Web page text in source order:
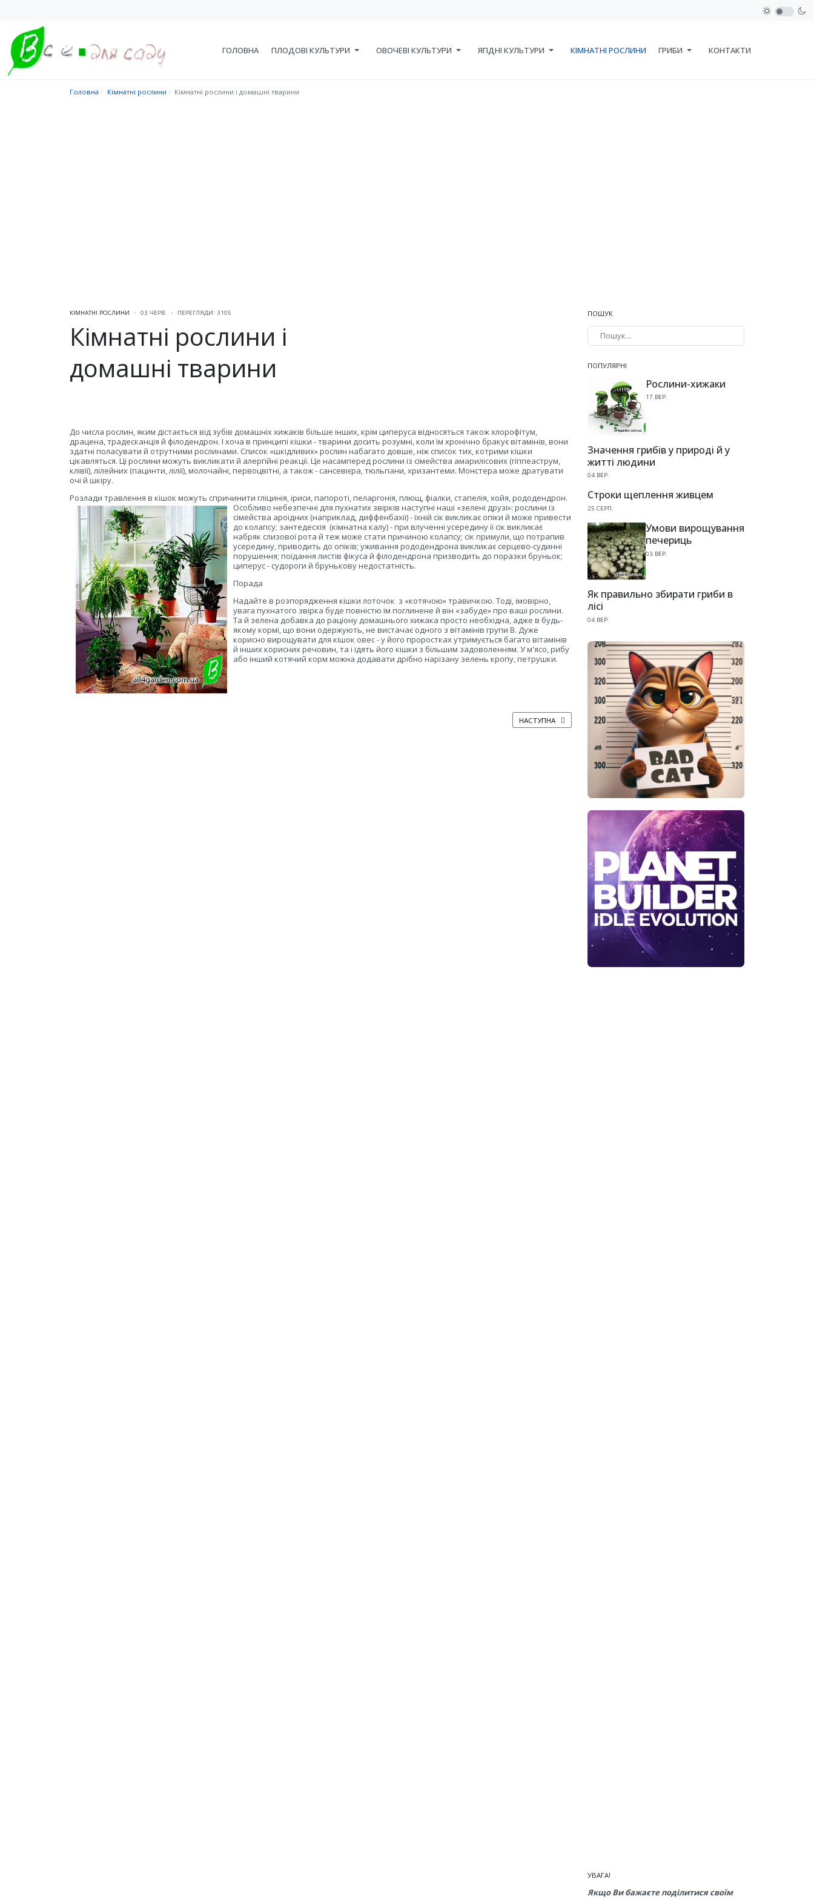
ГОЛОВНА ПЛОДОВІ КУЛЬТУРИ ОВОЧЕВІ КУЛЬТУРИ ЯГІДНІ КУЛЬТУРИ КІМНАТНІ РОСЛИНИ ГРИБИ КОНТАКТИ
Головна Кімнатні рослини Кімнатні рослини і домашні тварини
КІМНАТНІ РОСЛИНИ 03.ЧЕРВ. ПЕРЕГЛЯДИ: 3105
Кімнатні рослини і
домашні тварини
До числа рослин, яким дістається від зубів домашніх хижаків більше інших, крім циперуса відносяться також хлорофітум,
драцена, традесканція й філодендрон. І хоча в принципі кішки - тварини досить розумні, коли їм хронічно бракує вітамінів, вони
здатні поласувати й отрутними рослинами. Список «шкідливих» рослин набагато довше, ніж список тих, котрими кішки
цікавляться. Ці рослини можуть викликати й алергійні реакції. Це насамперед рослини із сімейства амарилісових (гіппеаструм,
клівії), лілейних (гіацинти, лілії), молочайні, первоцвітні, а також - сансевієра, тюльпани, хризантеми. Монстера може дратувати
очі й шкіру.
Розлади травлення в кішок можуть спричинити гліцинія, іриси, папороті, пеларгонія, плющ, фіалки, стапелія, хойя, рододендрон.
Особливо небезпечні для пухнатих звірків наступні наші «зелені друзі»: рослини із
сімейства ароідних (наприклад, диффенбахії) - їхній сік викликає опіки й може привести
до колапсу; зантедесхія (кімнатна калу) - при влученні усередину її сік викликає
набряк слизової рота й теж може стати причиною колапсу; сік примули, що потрапив
усередину, приводить до опіків; уживання рододендрона викликає серцево-судинні
порушення; поїдання листів фікуса й філодендрона призводить до поразки бруньок;
циперус - судороги й брунькову недостатність.
Порада
Надайте в розпорядження кішки лоточок з «котячою» травичкою. Тоді, імовірно,
увага пухнатого звірка буде повністю їм поглинене й він «забуде» про ваші рослини.
Та й зелена добавка до раціону домашнього хижака просто необхідна, адже в будь-
якому кормі, що вони одержують, не вистачає одного з вітамінів групи В. Дуже
корисно вирощувати для кішок овес - у його проростках утримується багато вітамінів
й інших корисних речовин, та і їдять його кішки з більшим задоволенням. У м'ясо, рибу
або інший котячий корм можна додавати дрібно нарізану зелень кропу, петрушки.
НАСТУПНА СТАТТЯ: БЕГОНІЯ – BEGONIA
НАСТУПНА
ПОШУК
ПОПУЛЯРНІ
Рослини-хижаки
17.ВЕР.
Значення грибів у природі й у
житті людини
04.ВЕР.
Строки щеплення живцем
25.СЕРП.
Умови вирощування
печериць
03.ВЕР.
Як правильно збирати гриби в
лісі
04.ВЕР.
УВАГА!
Якщо Ви бажаєте поділитися своїм